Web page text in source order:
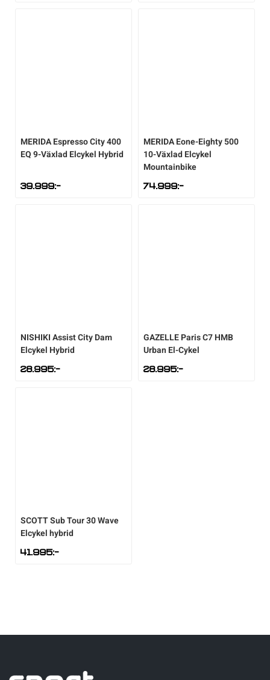
MERIDAEspresso City 400
EQ 9-Växlad Elcykel Hybrid
39.999:-
MERIDAEone-Eighty 500
10-Växlad Elcykel
Mountainbike
74.999:-
NISHIKIAssist City Dam
Elcykel Hybrid
28.995:-
GAZELLEParis C7 HMB
Urban El-Cykel
28.995:-
SCOTTSub Tour 30 Wave
Elcykel hybrid
41.995:-